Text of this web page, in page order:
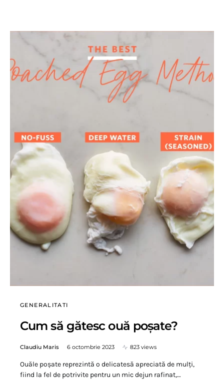
GENERALITATI
Cum să gătesc ouă poșate?
Claudiu Maris 6 octombrie 2023 823 views
Ouăle poșate reprezintă o delicatesă apreciată de mulți,
fiind la fel de potrivite pentru un mic dejun rafinat,…